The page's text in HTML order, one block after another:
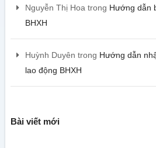
Nguyễn Thị Hoa trong Hướng dẫn
BHXH
Huỳnh Duyên trong Hướng dẫn
lao động BHXH
Bài viết mới